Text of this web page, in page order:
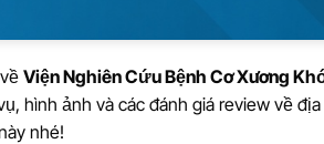
Viện Nghiên Cứu Bệnh Cơ Xương
hình ảnh và các đánh giá review về
nhé!